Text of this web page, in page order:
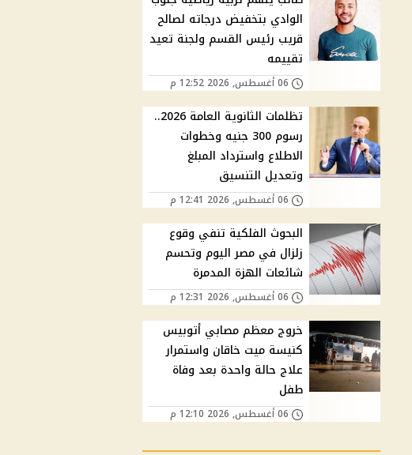
الوادي بتخفيض درجاته لصالح
قريب رئيس القسم ولجنة تعيد
تقييمه
06 أغسطس, 2026 12:52 م
تظلمات الثانوية العامة 2026..
رسوم 300 جنيه وخطوات
الاطلاع واسترداد المبلغ
وتعديل التنسيق
06 أغسطس, 2026 12:41 م
البحوث الفلكية تنفي وقوع
زلزال في مصر اليوم وتحسم
شائعات الهزة المدمرة
06 أغسطس, 2026 12:31 م
خروج معظم مصابي أتوبيس
كنيسة ميت خاقان واستمرار
علاج حالة واحدة بعد وفاة
طفل
06 أغسطس, 2026 12:10 م